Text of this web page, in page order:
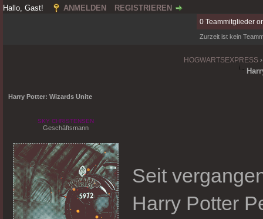
magischen Gesellschaft. Willst du mehr
erfahren? Dann melde dich an und tauche in die
Hallo, Gast! ANMELDEN REGISTRIEREN
0 Teammitglieder
Zurzeit ist kein
HOGWARTSEXPRESS
Harry Potter: Wizards Unite
SKY CHRISTENSEN
Geschäftsmann
Seit
Harry Potter